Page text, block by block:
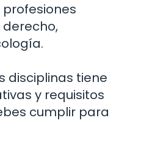
disciplinas tiene
y requisitos
cumplir para